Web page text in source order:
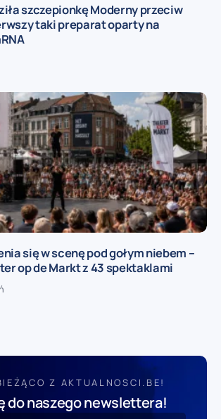
szczepionkę Moderny przeciw
taki preparat oparty na
się w scenę pod gołym niebem –
op de Markt z 43 spektaklami
Z AKTUALNOSCI.BE!
do naszego newslettera!